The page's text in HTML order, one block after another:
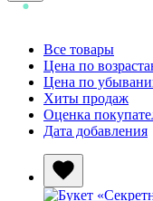
Все товары
Цена по
Цена по
Хиты продаж
Оценка
Дата добавления